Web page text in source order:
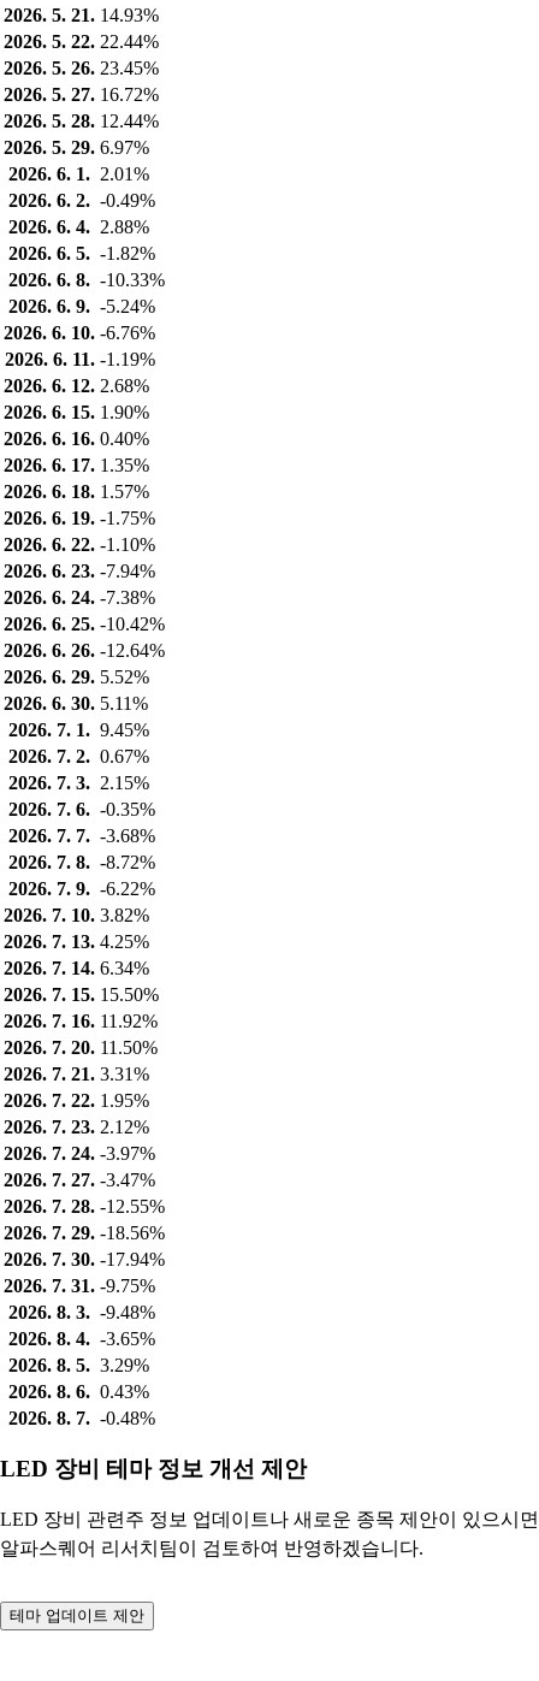
2026. 5. 21. 14.93%
2026. 5. 22. 22.44%
2026. 5. 26. 23.45%
2026. 5. 27. 16.72%
2026. 5. 28. 12.44%
2026. 5. 29. 6.97%
2026. 6. 1. 2.01%
2026. 6. 2. -0.49%
2026. 6. 4. 2.88%
2026. 6. 5. -1.82%
2026. 6. 8. -10.33%
2026. 6. 9. -5.24%
2026. 6. 10. -6.76%
2026. 6. 11. -1.19%
2026. 6. 12. 2.68%
2026. 6. 15. 1.90%
2026. 6. 16. 0.40%
2026. 6. 17. 1.35%
2026. 6. 18. 1.57%
2026. 6. 19. -1.75%
2026. 6. 22. -1.10%
2026. 6. 23. -7.94%
2026. 6. 24. -7.38%
2026. 6. 25. -10.42%
2026. 6. 26. -12.64%
2026. 6. 29. 5.52%
2026. 6. 30. 5.11%
2026. 7. 1. 9.45%
2026. 7. 2. 0.67%
2026. 7. 3. 2.15%
2026. 7. 6. -0.35%
2026. 7. 7. -3.68%
2026. 7. 8. -8.72%
2026. 7. 9. -6.22%
2026. 7. 10. 3.82%
2026. 7. 13. 4.25%
2026. 7. 14. 6.34%
2026. 7. 15. 15.50%
2026. 7. 16. 11.92%
2026. 7. 20. 11.50%
2026. 7. 21. 3.31%
2026. 7. 22. 1.95%
2026. 7. 23. 2.12%
2026. 7. 24. -3.97%
2026. 7. 27. -3.47%
2026. 7. 28. -12.55%
2026. 7. 29. -18.56%
2026. 7. 30. -17.94%
2026. 7. 31. -9.75%
2026. 8. 3. -9.48%
2026. 8. 4. -3.65%
2026. 8. 5. 3.29%
2026. 8. 6. 0.43%
2026. 8. 7. -0.48%
LED 장비 테마 정보 개선 제안
LED 장비 관련주 정보 업데이트나 새로운 종목 제안이 있으시면
알파스퀘어 리서치팀이 검토하여 반영하겠습니다.
테마 업데이트 제안